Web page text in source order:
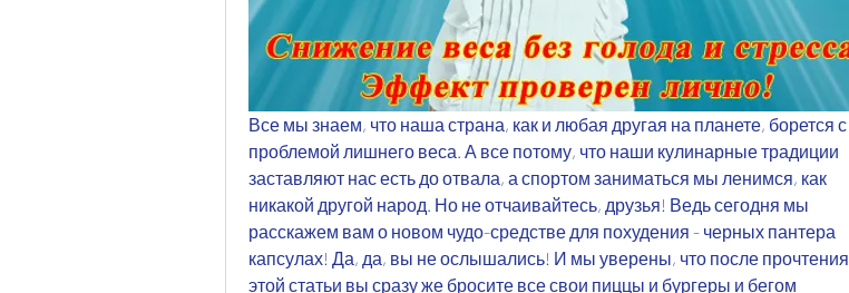
Все мы знаем, что наша страна, как и любая другая на планете, борется с
проблемой лишнего веса. А все потому, что наши кулинарные традиции
заставляют нас есть до отвала, а спортом заниматься мы ленимся, как
никакой другой народ. Но не отчаивайтесь, друзья! Ведь сегодня мы
расскажем вам о новом чудо-средстве для похудения - черных пантера
капсулах! Да, да, вы не ослышались! И мы уверены, что после прочтения
этой статьи вы сразу же бросите все свои пиццы и бургеры и бегом